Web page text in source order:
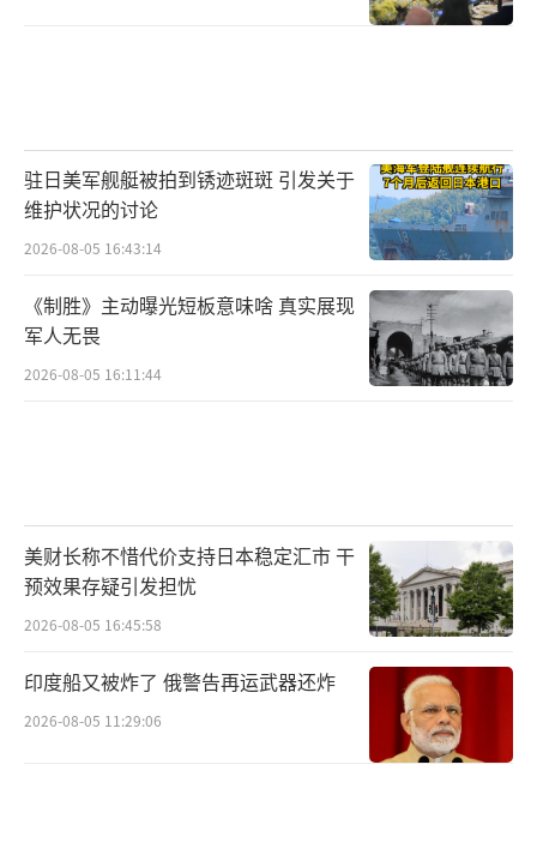
驻日美军舰艇被拍到锈迹斑斑 引发关于
维护状况的讨论
2026-08-05 16:43:14
《制胜》主动曝光短板意味啥 真实展现
军人无畏
2026-08-05 16:11:44
美财长称不惜代价支持日本稳定汇市 干
预效果存疑引发担忧
2026-08-05 16:45:58
印度船又被炸了 俄警告再运武器还炸
2026-08-05 11:29:06